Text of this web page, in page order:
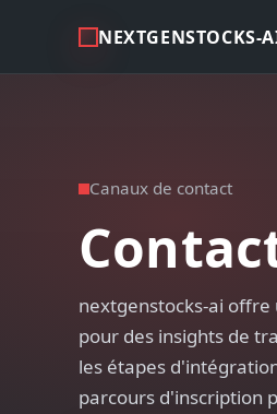
NEXTGENSTOCKS-
Canaux de contact
nextgenstocks-ai
pour des insights de
les étapes
parcours d'inscription